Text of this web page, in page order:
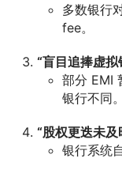
多数银行
fee。
“盲目追捧虚拟
部分 EMI
银行不同。
“股权更迭未及
银行系统